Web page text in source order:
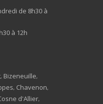
de 8h30 à
à 12h
, Bizeneuille,
, Chavenon,
d'Allier,